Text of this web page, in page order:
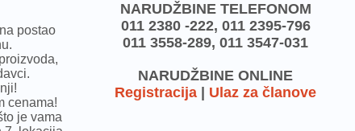
postao
cenama!
je vama
NARUDŽBINE TELEFONOM
011 2380 -222, 011 2395-796
011 3558-289, 011 3547-031
NARUDŽBINE ONLINE
Registracija
Ulaz za članove